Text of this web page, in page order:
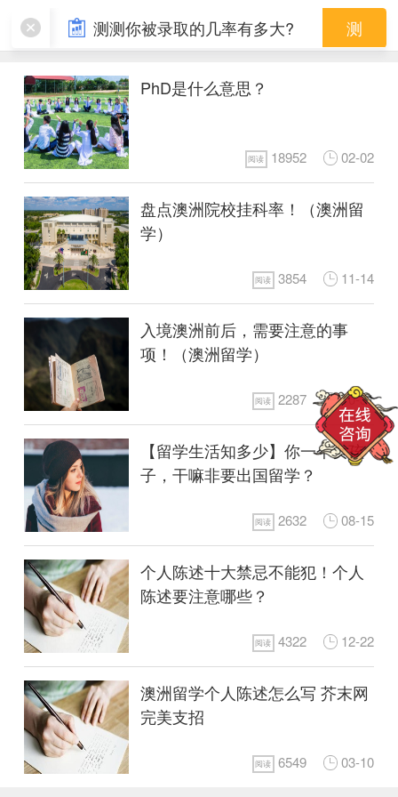
个人陈述
PhD是什么意思？
阅读 18952 02-02
盘点澳洲院校挂科率！（澳洲留
学）
阅读 3854 11-14
入境澳洲前后，需要注意的事
项！（澳洲留学）
阅读 2287 10-31
【留学生活知多少】你一个女孩
子，干嘛非要出国留学？
阅读 2632 08-15
个人陈述十大禁忌不能犯！个人
陈述要注意哪些？
阅读 4322 12-22
澳洲留学个人陈述怎么写 芥末网
完美支招
阅读 6549 03-10
测测你被录取的几率有多大? 测